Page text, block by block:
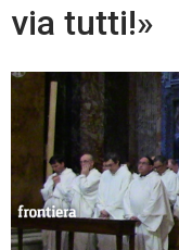
via tutti!»